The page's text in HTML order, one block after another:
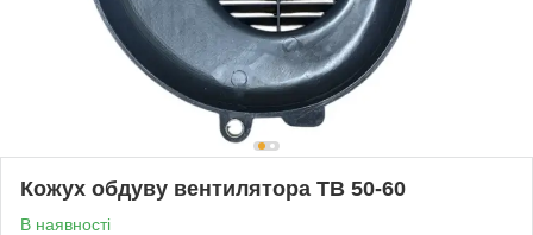
Кожух обдуву вентилятора TB 50-60
В наявності